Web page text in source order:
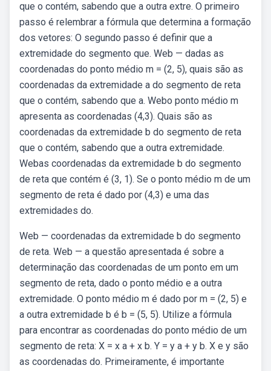
que o contém, sabendo que a outra extre. O primeiro
passo é relembrar a fórmula que determina a formação
dos vetores: O segundo passo é definir que a
extremidade do segmento que. Web — dadas as
coordenadas do ponto médio m = (2, 5), quais são as
coordenadas da extremidade a do segmento de reta
que o contém, sabendo que a. Webo ponto médio m
apresenta as coordenadas (4,3). Quais são as
coordenadas da extremidade b do segmento de reta
que o contém, sabendo que a outra extremidade.
Webas coordenadas da extremidade b do segmento
de reta que contém é (3, 1). Se o ponto médio m de um
segmento de reta é dado por (4,3) e uma das
extremidades do.
Web — coordenadas da extremidade b do segmento
de reta. Web — a questão apresentada é sobre a
determinação das coordenadas de um ponto em um
segmento de reta, dado o ponto médio e a outra
extremidade. O ponto médio m é dado por m = (2, 5) e
a outra extremidade b é b = (5, 5). Utilize a fórmula
para encontrar as coordenadas do ponto médio de um
segmento de reta: X = x a + x b. Y = y a + y b. X e y são
as coordenadas do. Primeiramente, é importante